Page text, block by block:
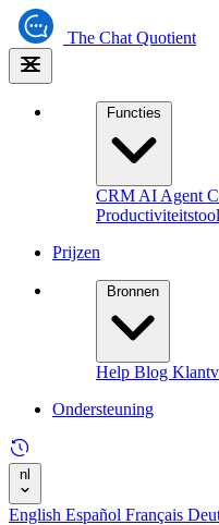
The Chat Quotient
Functies
CRM AI Agent
Prijzen
Bronnen
Help Blog
Ondersteuning
nl
English Español Français